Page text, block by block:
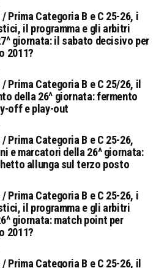
Prima Categoria B e C 25-26, i
il programma e gli arbitri
giornata: il sabato decisivo per
2011?
Prima Categoria B e C 25/26, il
della 26^ giornata: fermento
off e play-out
Prima Categoria B e C 25-26,
e marcatori della 26^ giornata:
allunga sul terzo posto
Prima Categoria B e C 25-26, i
il programma e gli arbitri
giornata: match point per
2011?
Prima Categoria B e C 25-26, il